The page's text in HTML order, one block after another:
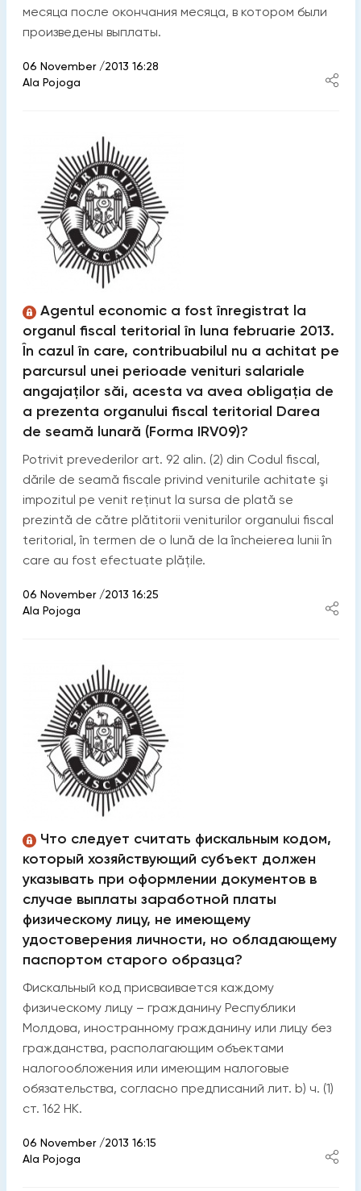
месяца после окончания месяца, в котором были
произведены выплаты.
06 November /2013 16:28
Ala Pojoga
Agentul economic a fost înregistrat la
organul fiscal teritorial în luna februarie 2013.
În cazul în care, contribuabilul nu a achitat pe
parcursul unei perioade venituri salariale
angajaţilor săi, acesta va avea obligaţia de
a prezenta organului fiscal teritorial Darea
de seamă lunară (Forma IRV09)?
Potrivit prevederilor art. 92 alin. (2) din Codul fiscal,
dările de seamă fiscale privind veniturile achitate şi
impozitul pe venit reţinut la sursa de plată se
prezintă de către plătitorii veniturilor organului fiscal
teritorial, în termen de o lună de la încheierea lunii în
care au fost efectuate plăţile.
06 November /2013 16:25
Ala Pojoga
Что следует считать фискальным кодом,
который хозяйствующий субъект должен
указывать при оформлении документов в
случае выплаты заработной платы
физическому лицу, не имеющему
удостоверения личности, но обладающему
паспортом старого образца?
Фискальный код присваивается каждому
физическому лицу – гражданину Республики
Молдова, иностранному гражданину или лицу без
гражданства, располагающим объектами
налогообложения или имеющим налоговые
обязательства, согласно предписаний лит. b) ч. (1)
ст. 162 НК.
06 November /2013 16:15
Ala Pojoga